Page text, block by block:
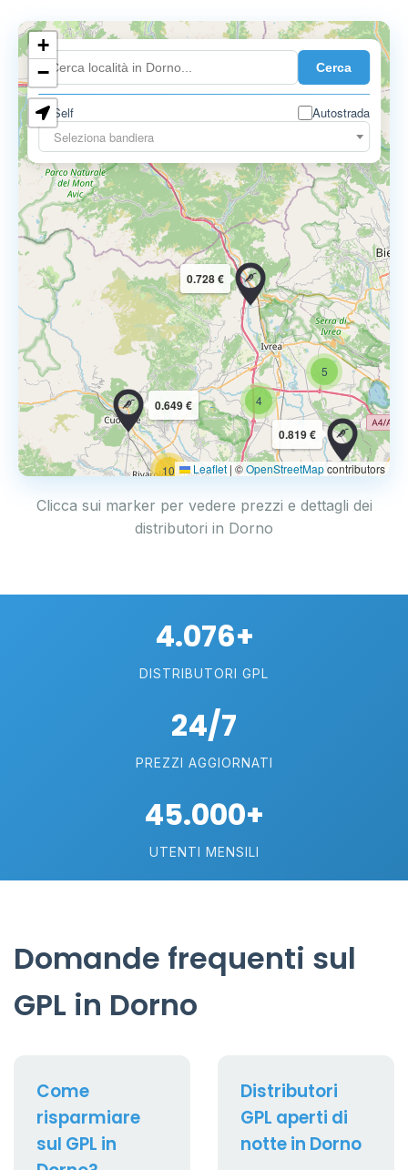
Cerca
Self
Autostrada
Seleziona bandiera
10
4
5
0.819 €
0.649 €
0.728 €
+
−
Leaflet | ©OpenStreetMapcontributors
Clicca sui marker per vedere prezzi e dettagli dei
distributori in Dorno
4.076+
DISTRIBUTORI GPL
24/7
PREZZI AGGIORNATI
45.000+
UTENTI MENSILI
Domande frequenti sul
GPL in Dorno
Come
risparmiare
sul GPL in
Distributori
GPL aperti di
notte in Dorno